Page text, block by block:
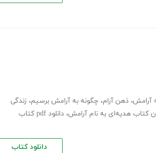
آرامش، ذهن آرام، چگونه به آرامش برسیم، زندگی
کتاب هدیه‌ای به نام آرامش،
دانلود pdf کتاب
دانلود کتاب